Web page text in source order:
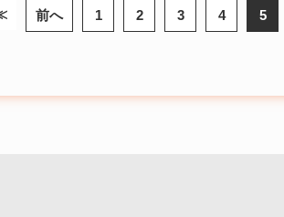
前へ 1 2 3 4 5